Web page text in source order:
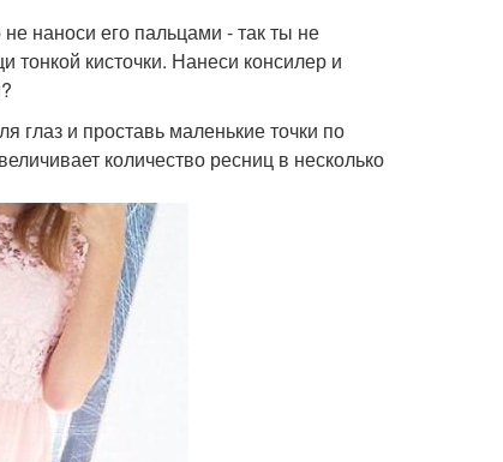
наноси его пальцами - так ты не
тонкой кисточки. Нанеси консилер и
глаз и проставь маленькие точки по
количество ресниц в несколько